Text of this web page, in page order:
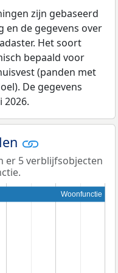
zijn gebaseerd
en de gegevens over
Het soort
bepaald voor
(panden met
De gegevens
2026.
er 5 verblijfsobjecten
Woonfunctie